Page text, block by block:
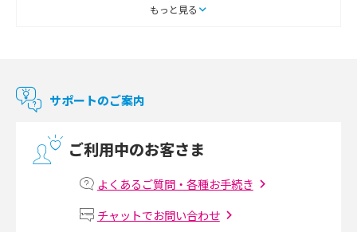
スマートテレビとは？特徴や選び方、使い方をわかりやすく解説
マンションで使えるWi-Fiは？種類ごとの特徴や選び方を紹介
マンションで光回線の利用を始める手順は？設備状況の確認方法も解説
Wi-Fiルーターの設定方法をわかりやすく解説！事前に準備すべきものも紹
もっと見る
サポートのご案内
ご利用中のお客さま
よくあるご質問・各種お手続き
チャットでお問い合わせ